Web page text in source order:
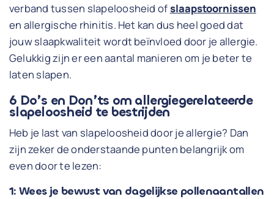
verband tussen slapeloosheid ofslaapstoornissen
en allergische rhinitis. Het kan dus heel goed dat
jouw slaapkwaliteit wordt beïnvloed door je allergie.
Gelukkig zijn er een aantal manieren om je beter te
laten slapen.
6 Do’s en Don’ts om allergiegerelateerde
slapeloosheid te bestrijden
Heb je last van slapeloosheid door je allergie? Dan
zijn zeker de onderstaande punten belangrijk om
even door te lezen:
1: Wees je bewust van dagelijkse pollenaantallen